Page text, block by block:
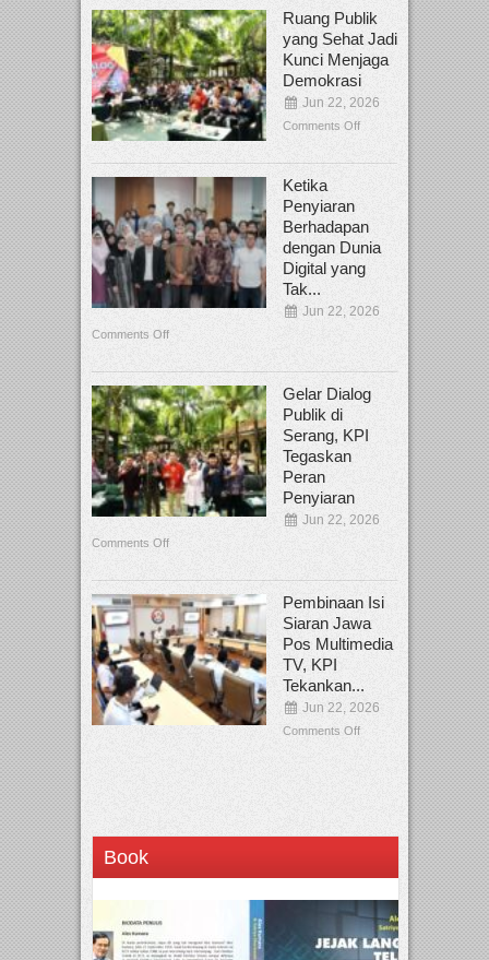
Ruang Publik
yang Sehat Jadi
Kunci Menjaga
Demokrasi
Jun 22, 2026
Comments Off
Ketika
Penyiaran
Berhadapan
dengan Dunia
Digital yang
Tak...
Jun 22, 2026
Comments Off
Gelar Dialog
Publik di
Serang, KPI
Tegaskan
Peran
Penyiaran
Jun 22, 2026
Comments Off
Pembinaan Isi
Siaran Jawa
Pos Multimedia
TV, KPI
Tekankan...
Jun 22, 2026
Comments Off
Book